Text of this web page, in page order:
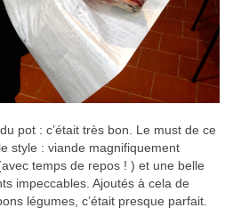
pot : c’était très bon. Le must de ce
style : viande magnifiquement
temps de repos ! ) et une belle
impeccables. Ajoutés à cela de
légumes, c’était presque parfait.